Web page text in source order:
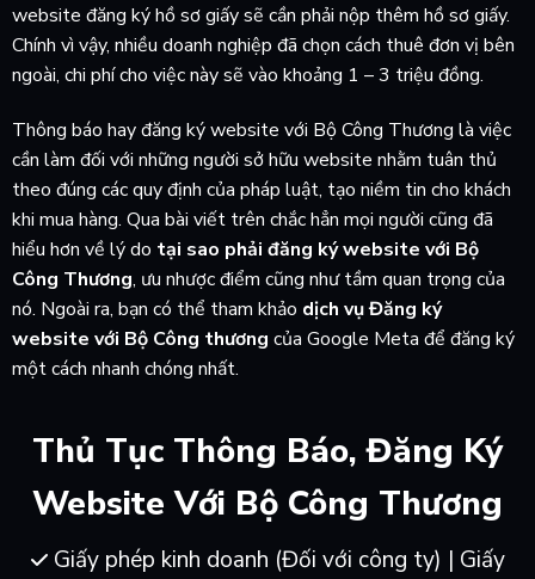
website đăng ký hồ sơ giấy sẽ cần phải nộp thêm hồ sơ giấy.
Chính vì vậy, nhiều doanh nghiệp đã chọn cách thuê đơn vị bên
ngoài, chi phí cho việc này sẽ vào khoảng 1 – 3 triệu đồng.
Thông báo hay đăng ký website với Bộ Công Thương là việc
cần làm đối với những người sở hữu website nhằm tuân thủ
theo đúng các quy định của pháp luật, tạo niềm tin cho khách
khi mua hàng. Qua bài viết trên chắc hẳn mọi người cũng đã
hiểu hơn về lý do tại sao phải đăng ký website với Bộ
Công Thương, ưu nhược điểm cũng như tầm quan trọng của
nó. Ngoài ra, bạn có thể tham khảo dịch vụ Đăng ký
website với Bộ Công thương của Google Meta để đăng ký
một cách nhanh chóng nhất.
Thủ Tục Thông Báo, Đăng Ký
Website Với Bộ Công Thương
Giấy phép kinh doanh (Đối với công ty) | Giấy